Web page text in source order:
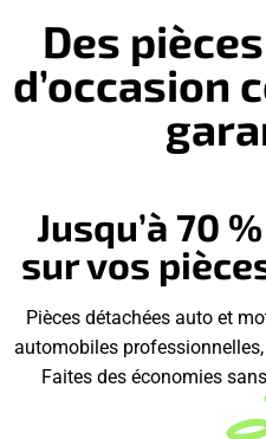
Des
d’occasion
Jusqu’à 70
sur vos
Pièces détachées auto et
automobiles
Faites des économies